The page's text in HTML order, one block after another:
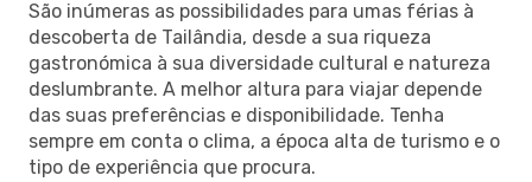
São inúmeras as possibilidades para umas férias à
descoberta de Tailândia, desde a sua riqueza
gastronómica à sua diversidade cultural e natureza
deslumbrante. A melhor altura para viajar depende
das suas preferências e disponibilidade. Tenha
sempre em conta o clima, a época alta de turismo e o
tipo de experiência que procura.